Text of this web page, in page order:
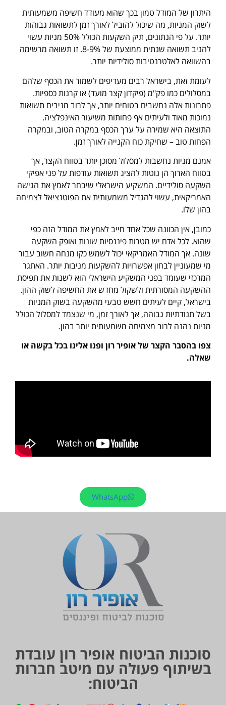
היתרון של המודל טמון בכך שהוא מעודד חשיפה משמעותית
לשוק המניות, מה שיכול להוביל לאורך זמן לתשואות גבוהות
יותר. על פי הנתונים, תיק השקעות הכולל 50% מניות עשוי
להניב תשואה שנתית ממוצעת של 8-9%. זו תשואה מרשימה
בהשוואה לאלטרנטיבות סולידיות יותר.
לעומת זאת, בישראל רבים מעדיפים לשמור את הכסף שלהם
במסלולים כמו פק"מ (פיקדון קצר מועד) או קרנות כספיות.
פתרונות אלה נחשבים בטוחים יותר, אך לרוב מניבים תשואות
נמוכות מאוד ולעיתים אף פחותות משיעור האינפלציה.
התוצאה היא שמירה על ערך הכסף במקרה הטוב, ובמקרה
הפחות טוב – שחיקת כוח הקנייה לאורך זמן.
אמנם מניות נחשבות למסלול מסוכן יותר בטווח הקצר, אך
בטווח הארוך הן נוטות להציג תשואות עודפות על פני אפיקי
השקעה סולידיים. המשקיע הישראלי שיבחר לאמץ את הגישה
האמריקאית, עשוי להגדיל משמעותית את הפוטנציאל לצמיחה
בהון שלו.
כמובן, אין הכוונה שכל אחד חייב לאמץ את המודל הזה כפי
שהוא. לכל אדם יש מטרות פיננסיות שונות ואופק השקעה
שונה. אך המודל האמריקאי יכול לשמש כקו מנחה חשוב עבור
מי שמעוניין לבחון אפשרויות להשקעות מניבות יותר. האתגר
המרכזי שעומד בפני המשקיע הישראלי הוא לשנות את תפיסת
ההשקעה המסורתית ולשקול מחדש את החשיפה לשוק ההון.
בישראל, קיים לעיתים חשש טבעי מהשקעה בשוק המניות
בשל תנודתיות גבוהה, אך לאורך זמן, מי שנצמד למסלול הכולל
מניות נהנה לרוב מצמיחה משמעותית יותר בהון.
צפו בהסבר הקצר של אופיר רון ופנו אלינו בכל בקשה או
שאלה.
WhatsApp
סוכנות הביטוח אופיר רון עובדת
בשיתוף פעולה עם מיטב חברות
הביטוח: